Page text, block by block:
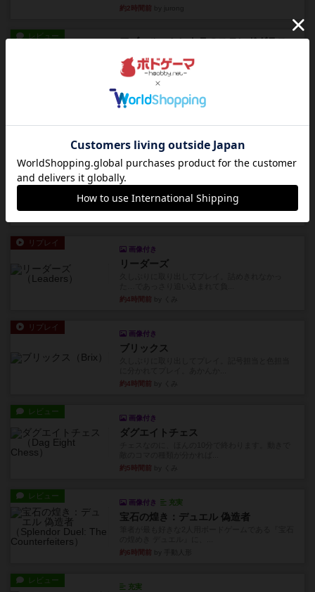
約2時間前
レビュー アズール：シントラのステンドグラス
っていきます✨1部より自由...
約3時間前 by しんたろ
エクスペディション：世界を巡る冒険
約4時間前 by 田中昌平
レビュー スライプ
ます。動かし方はコマか壁に...
リプレイ
画像付き
リーダーズ
約4時間前
リプレイ
画像付き
ブリックス
約4時間前
レビュー
画像付き
ダグエイトチェス
約5時間前
レビュー
画像付き 充実
宝石の煌き：デュエル 偽造者
約6時間前
レビュー
充実